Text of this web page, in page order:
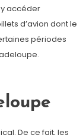
y accéder
d’avion dont le
périodes
De ce fait, les